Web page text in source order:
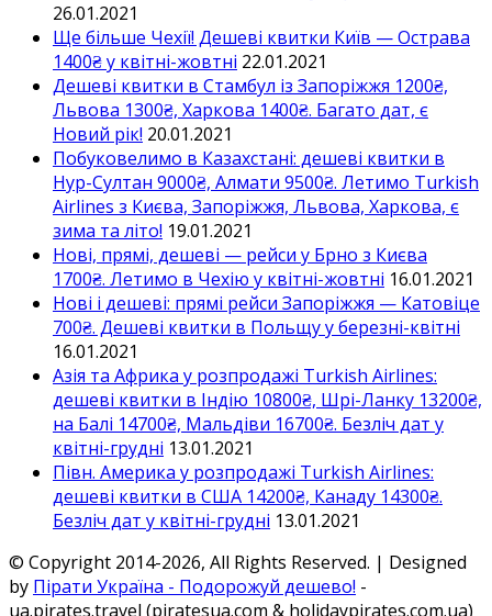
26.01.2021
Ще більше Чехії! Дешеві квитки Київ — Острава
1400₴ у квітні-жовтні 22.01.2021
Дешеві квитки в Стамбул із Запоріжжя 1200₴,
Львова 1300₴, Харкова 1400₴. Багато дат, є
Новий рік! 20.01.2021
Побуковелимо в Казахстані: дешеві квитки в
Нур-Султан 9000₴, Алмати 9500₴. Летимо Turkish
Airlines з Києва, Запоріжжя, Львова, Харкова, є
зима та літо! 19.01.2021
Нові, прямі, дешеві — рейси у Брно з Києва
1700₴. Летимо в Чехію у квітні-жовтні 16.01.2021
Нові і дешеві: прямі рейси Запоріжжя — Катовіце
700₴. Дешеві квитки в Польщу у березні-квітні
16.01.2021
Азія та Африка у розпродажі Turkish Airlines:
дешеві квитки в Індію 10800₴, Шрі-Ланку 13200₴,
на Балі 14700₴, Мальдіви 16700₴. Безліч дат у
квітні-грудні 13.01.2021
Півн. Америка у розпродажі Turkish Airlines:
дешеві квитки в США 14200₴, Канаду 14300₴.
Безліч дат у квітні-грудні 13.01.2021
© Copyright 2014-2026, All Rights Reserved. | Designed
by Пірати Україна - Подорожуй дешево! -
ua.pirates.travel (piratesua.com & holidaypirates.com.ua)